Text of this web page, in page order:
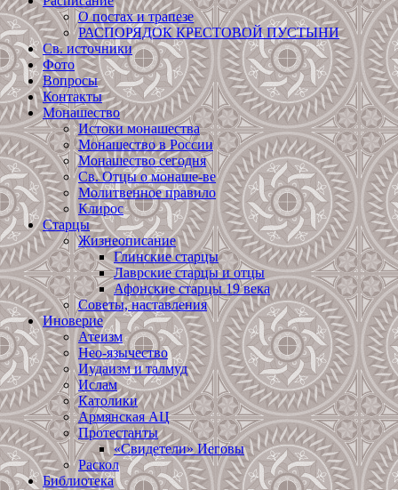
О постах и трапезе
РАСПОРЯДОК КРЕСТОВОЙ ПУСТЫНИ
Св. источники
Фото
Вопросы
Контакты
Монашество
Истоки монашества
Монашество в России
Монашество сегодня
Св. Отцы о монаше-ве
Молитвенное правило
Клирос
Старцы
Жизнеописание
Глинские старцы
Лаврские старцы и отцы
Афонские старцы 19 века
Советы, наставления
Иноверие
Атеизм
Нео-язычество
Иудаизм и талмуд
Ислам
Католики
Армянская АЦ
Протестанты
«Свидетели» Иеговы
Раскол
Библиотека